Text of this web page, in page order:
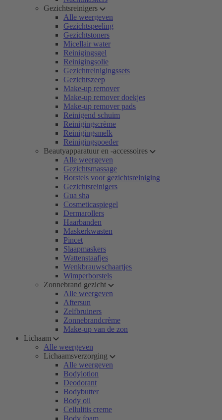
Gezichtsreinigers
Alle weergeven
Gezichtspeeling
Gezichtstoners
Micellair water
Reinigingsgel
Reinigingsolie
Gezichtreinigingssets
Gezichtszeep
Make-up remover
Make-up remover doekjes
Make-up remover pads
Reinigend schuim
Reinigingscrème
Reinigingsmelk
Reinigingspoeder
Beautyapparatuur en -accessoires
Alle weergeven
Gezichtsmassage
Borstels voor gezichtsreiniging
Gezichtsreinigers
Gua sha
Cosmeticaspiegel
Dermarollers
Haarbanden
Maskerkwasten
Pincet
Slaapmaskers
Wattenstaafjes
Wenkbrauwschaartjes
Wimperborstels
Zonnebrand gezicht
Alle weergeven
Aftersun
Zelfbruiners
Zonnebrandcrème
Make-up van de zon
Lichaam
Alle weergeven
Lichaamsverzorging
Alle weergeven
Bodylotion
Deodorant
Bodybutter
Body oil
Cellulitis creme
Body foam